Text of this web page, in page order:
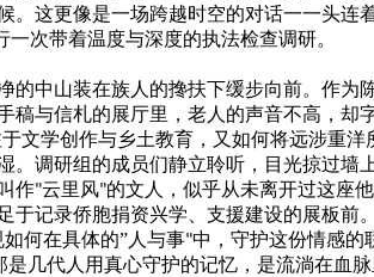
。这更像是一场跨越时空的对话一一头
次带着温度与深度的执法检查调研。
的中山装在族人的搀扶下缓步向前。作
稿与信札的展厅里，老人的声音不高，
文学创作与乡土教育，又如何将远涉重
。调研组的成员们静立聆听，目光掠过
作"云里风"的文人，似乎从未离开过这座
于记录侨胞捐资兴学、支援建设的展板
何在具体的”人与事"中，守护这份情感的
是几代人用真心守护的记忆，是流淌在血脉